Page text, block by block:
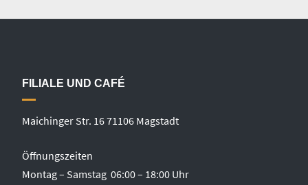
FILIALE UND CAFÉ
Maichinger Str. 16 71106 Magstadt
Öffnungszeiten
Montag – Samstag 06:00 – 18:00 Uhr